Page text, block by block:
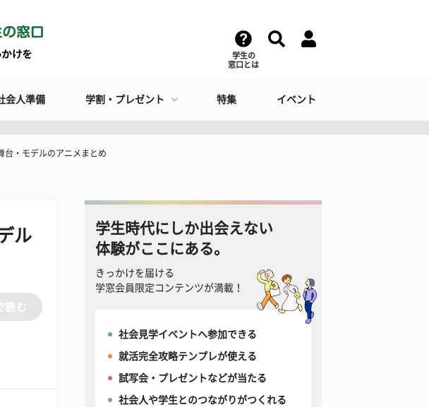
学生の
窓口とは
会人準備 学割・プレゼント 特集 イベント
台・モデルのアニメまとめ
ル
読む
学生時代にしか出会えない
体験がここにある。
きっかけを届ける
学窓会員限定コンテンツが満載！
社会見学イベントへ参加できる
就活完全攻略テンプレが使える
試写会・プレゼントなどが当たる
社会人や学生とのつながりがつくれる